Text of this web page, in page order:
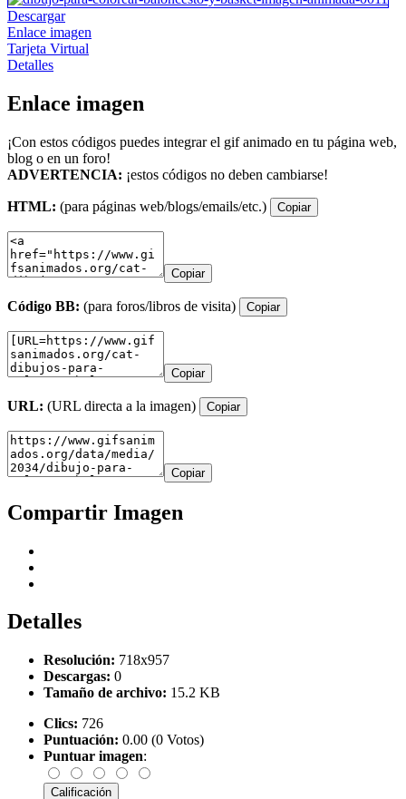
Descargar
Enlace imagen
Tarjeta Virtual
Detalles
Enlace imagen
¡Con estos códigos puedes integrar el gif animado en tu página web,
blog o en un foro!
ADVERTENCIA: ¡estos códigos no deben cambiarse!
HTML: (para páginas web/blogs/emails/etc.) Copiar
Copiar
Código BB: (para foros/libros de visita) Copiar
Copiar
URL: (URL directa a la imagen) Copiar
Copiar
Compartir Imagen
Detalles
Resolución: 718x957
Descargas: 0
Tamaño de archivo: 15.2 KB
Clics: 726
Puntuación: 0.00 (0 Votos)
Puntuar imagen: